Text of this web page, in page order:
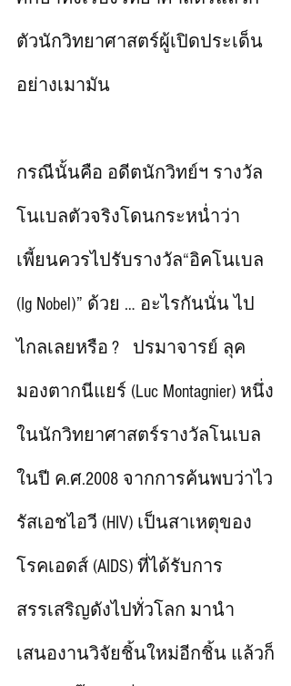
ตัวนักวิทยาศาสตร์ผู้เปิดประเด็น
อย่างเมามัน
กรณีนั้นคือ อดีตนักวิทย์ฯ รางวัล
โนเบลตัวจริงโดนกระหน่ำว่า
เพี้ยนควรไปรับรางวัล“อิคโนเบล
(Ig Nobel)” ด้วย … อะไรกันนั่น ไป
ไกลเลยหรือ ?   ปรมาจารย์ ลุค
มองตากนีแยร์ (Luc Montagnier) หนึ่ง
ในนักวิทยาศาสตร์รางวัลโนเบล
ในปี ค.ศ.2008 จากการค้นพบว่าไว
รัสเอชไอวี (HIV) เป็นสาเหตุของ
โรคเอดส์ (AIDS) ที่ได้รับการ
สรรเสริญดังไปทั่วโลก มานำ
เสนองานวิจัยชิ้นใหม่อีกชิ้น แล้วก็